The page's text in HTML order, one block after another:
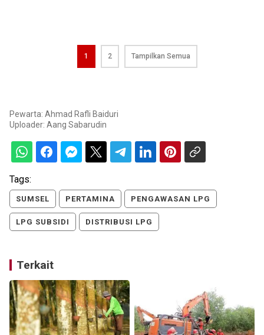
1 2 Tampilkan Semua
Pewarta: Ahmad Rafli Baiduri
Uploader: Aang Sabarudin
Tags:
SUMSEL PERTAMINA PENGAWASAN LPG
LPG SUBSIDI DISTRIBUSI LPG
Terkait